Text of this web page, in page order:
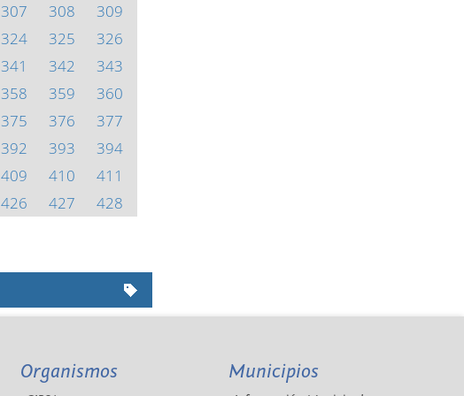
307 308
309
324 325
326
341 342
343
358 359
360
375 376
377
392 393
394
409 410
411
426 427
428
Organismos Municipios